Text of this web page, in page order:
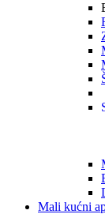
Mali kućni